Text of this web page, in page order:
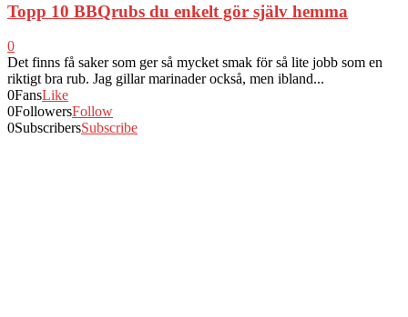
Topp 10 BBQrubs du enkelt gör själv hemma
0
Det finns få saker som ger så mycket smak för så lite jobb som en
riktigt bra rub. Jag gillar marinader också, men ibland...
0FansLike
0FollowersFollow
0SubscribersSubscribe